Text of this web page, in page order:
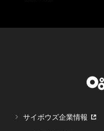
サイボウズ企業情報